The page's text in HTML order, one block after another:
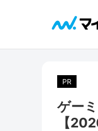
PR
ゲー
【